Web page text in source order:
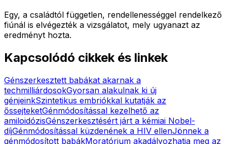
Egy, a családtól független, rendellenességgel rendelkező
fiúnál is elvégezték a vizsgálatot, mely ugyanazt az
eredményt hozta.
Kapcsolódó cikkek és linkek
Génszerkesztett babákat akarnak a
techmilliárdosokGyorsan alakulnak ki új
génjeinkSzintetikus embriókkal kutatják az
őssejteketGénmódosítással kezelhető az
amiloidózisGénszerkesztésért járt a kémiai Nobel-
díjGénmódosítással küzdenének a HIV ellenJönnek a
génmódosított babákMoratórium akadályozhatja meg az